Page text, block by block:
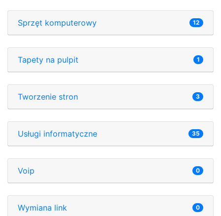
Sprzęt komputerowy 12
Tapety na pulpit 1
Tworzenie stron 3
Usługi informatyczne 35
Voip 0
Wymiana link 0